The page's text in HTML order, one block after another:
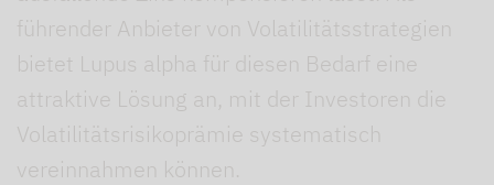
führender Anbieter von Volatili­tätsstrategien
bietet Lupus alpha für diesen Bedarf eine
attraktive Lösung an, mit der Investoren die
Volatilitätsrisikoprämie systematisch
vereinnahmen können.